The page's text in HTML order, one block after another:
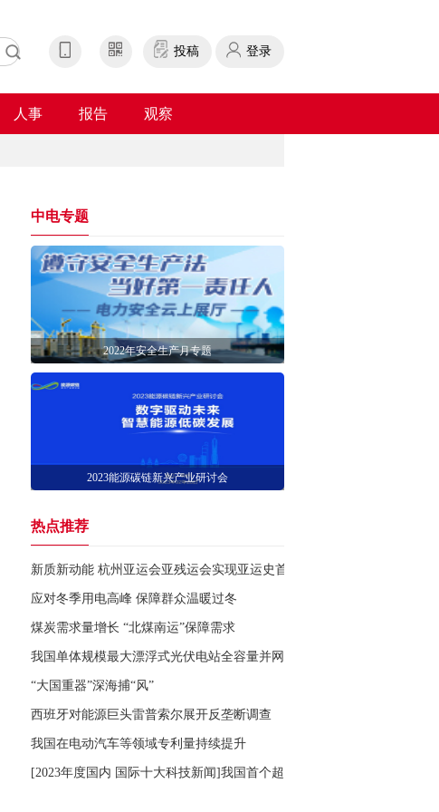
投稿 登录
人事 报告 观察
中电专题
2022年安全生产月专题
2023能源碳链新兴产业研讨会
热点推荐
新质新动能 杭州亚运会亚残运会实现亚运史首次碳中和
应对冬季用电高峰 保障群众温暖过冬
煤炭需求量增长 “北煤南运”保障需求
我国单体规模最大漂浮式光伏电站全容量并网发电
“大国重器”深海捕“风”
西班牙对能源巨头雷普索尔展开反垄断调查
我国在电动汽车等领域专利量持续提升
[2023年度国内 国际十大科技新闻]我国首个超万米深井“深地塔科1井”在